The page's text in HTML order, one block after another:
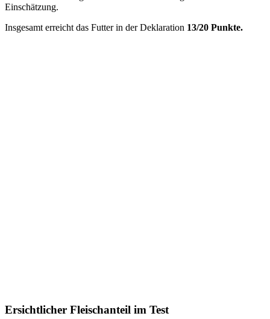
Einschätzung.
Insgesamt erreicht das Futter in der Deklaration 13/20 Punkte.
Ersichtlicher Fleischanteil im Test